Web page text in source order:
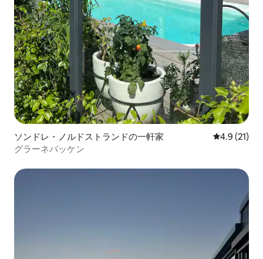
ソンドレ・ノルドストランドの一軒家 レビュー21
4.9 (21)
グラーネバッケン